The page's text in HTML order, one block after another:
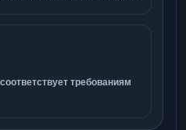
требованиям